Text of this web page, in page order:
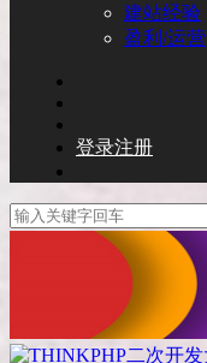
建站经验
盈利/运营
登录注册